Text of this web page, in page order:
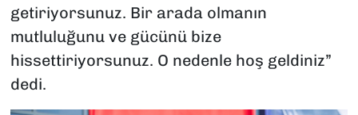
getiriyorsunuz. Bir arada olmanın
mutluluğunu ve gücünü bize
hissettiriyorsunuz. O nedenle hoş geldiniz”
dedi.